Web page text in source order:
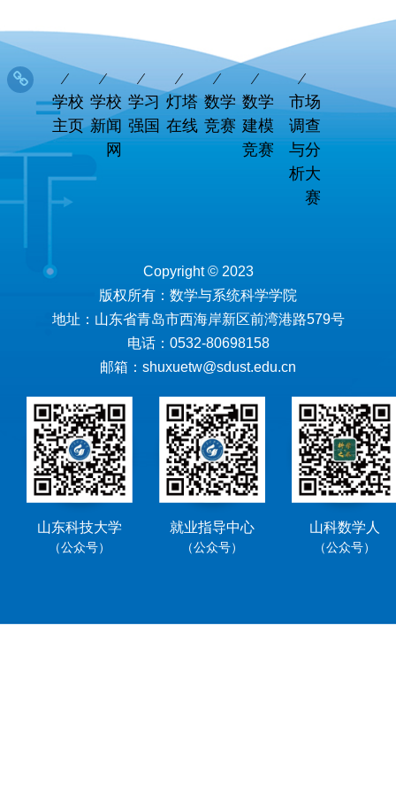
学校
主页
学校
新闻
网
学习
强国
灯塔
在线
数学
竞赛
数学
建模
竞赛
市场
调查
与分
析大
赛
Copyright © 2023
版权所有：数学与系统科学学院
地址：山东省青岛市西海岸新区前湾港路579号
电话：0532-80698158
邮箱：shuxuetw@sdust.edu.cn
山东科技大学
（公众号）
就业指导中心
（公众号）
山科数学人
（公众号）